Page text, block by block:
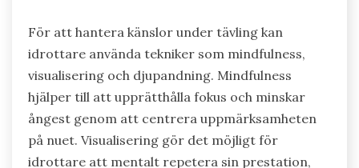
För att hantera känslor under tävling kan
idrottare använda tekniker som mindfulness,
visualisering och djupandning. Mindfulness
hjälper till att upprätthålla fokus och minskar
ångest genom att centrera uppmärksamheten
på nuet. Visualisering gör det möjligt för
idrottare att mentalt repetera sin prestation,